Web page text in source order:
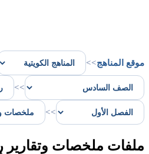
موقع المناهج>>
>>
>>
ملفات ملخصات